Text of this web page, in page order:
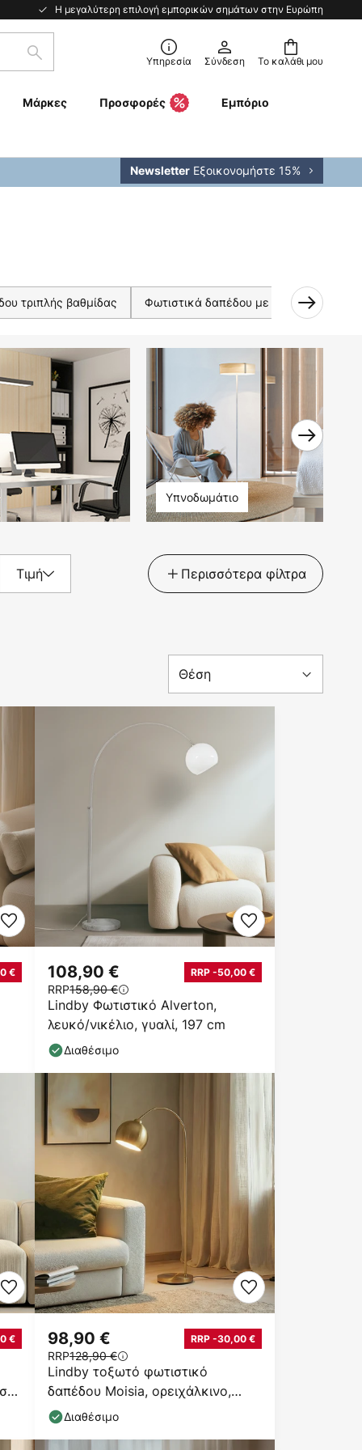
Η μεγαλύτερη επιλογή εμπορικών σημάτων στην Ευρώπη
Το καλάθι μου
Αναζήτηση Υπηρεσία Σύνδεση
Μάρκες Προσφορές Εμπόριο
Newsletter Εξοικονομήστε 15%
τριπλής βαθμίδας Φωτιστικά δαπέδου με φως ανάγνωσης
Υπνοδωμάτιο
Τιμή Περισσότερα φίλτρα
€
Lindby Φωτιστικό Alverton,
λευκό/νικέλιο, γυαλί, 197 cm
108,90 € RRP -50,00 €
RRP158,90 €
Διαθέσιμο
€
Lindby τοξωτό φωτιστικό
δαπέδου Moisia, ορειχάλκινο,
μέταλλο, 148 cm
98,90 € RRP -30,00 €
RRP128,90 €
Διαθέσιμο